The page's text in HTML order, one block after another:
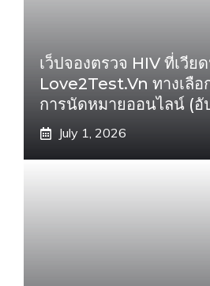
เว็ปจองตรวจ HIV ที่เวีย
Love2Test.vn ทางเลือ
การนัดหมายออนไลน์ (อั
July 1, 2026